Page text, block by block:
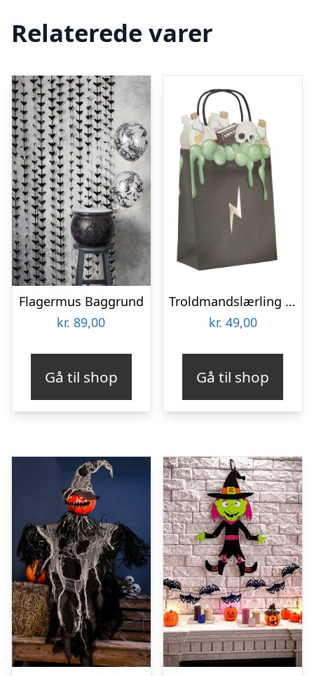
Relaterede varer
Flagermus Baggrund
kr. 89,00
Gå til shop
Troldmandslærling Festposer
kr. 49,00
Gå til shop